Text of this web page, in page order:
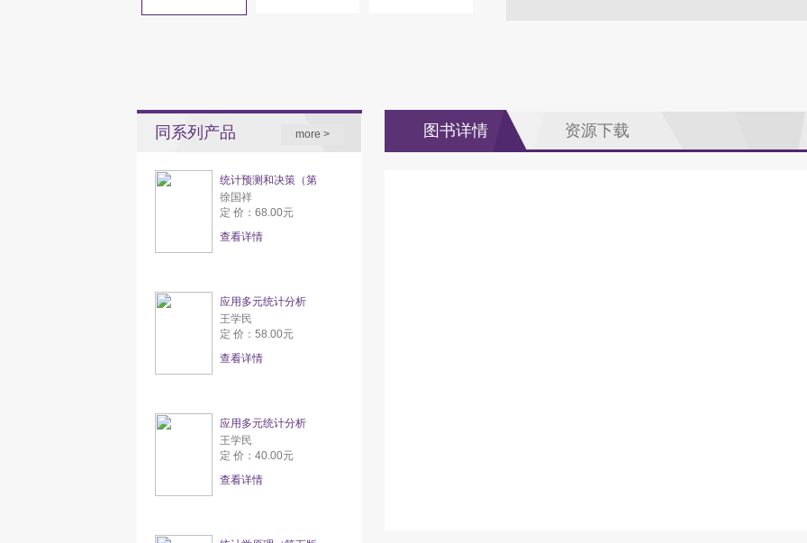
同系列产品 more >
统计预测和决策（第
徐国祥
定 价：68.00元
查看详情
应用多元统计分析
王学民
定 价：58.00元
查看详情
应用多元统计分析
王学民
定 价：40.00元
查看详情
图书详情 资源下载